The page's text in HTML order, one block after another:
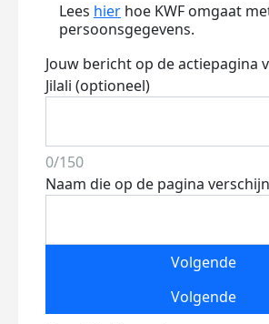
Lees hier hoe KWF omgaat
persoonsgegevens.
Jouw bericht op de actiepagina
Jilali (optioneel)
0/150
Naam die op de pagina
Volgende
Volgende